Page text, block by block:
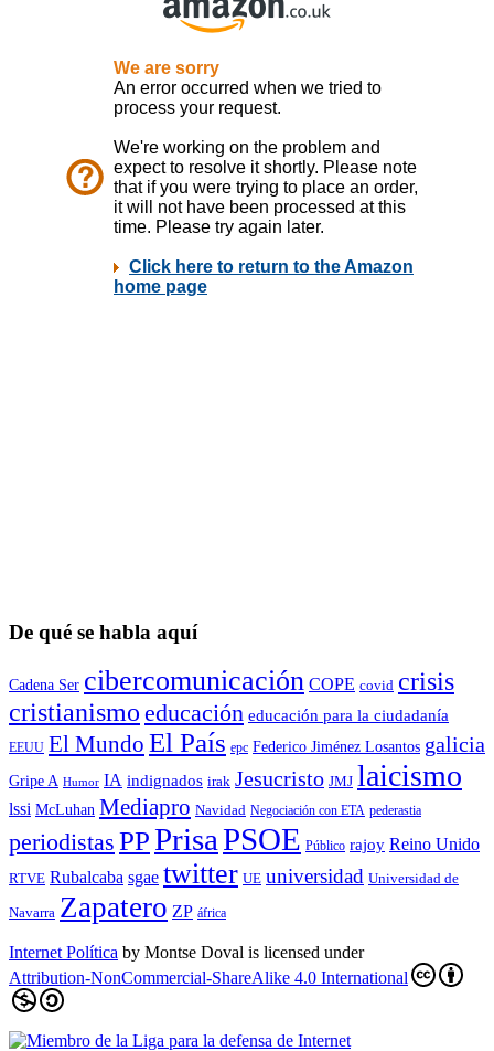
De qué se habla aquí
Cadena Ser cibercomunicación COPE covid crisis
cristianismo educación educación para la ciudadaní­a
EEUU El Mundo El País epc Federico Jiménez Losantos galicia
Gripe A Humor IA indignados irak Jesucristo JMJ laicismo
lssi McLuhan Mediapro Navidad Negociación con ETA pederastia
periodistas PPPrisaPSOE Público rajoy Reino Unido
RTVE Rubalcaba sgae twitter UE universidad Universidad de
Navarra Zapatero ZP áfrica
Internet Política by Montse Doval is licensed under
Attribution-NonCommercial-ShareAlike 4.0 International